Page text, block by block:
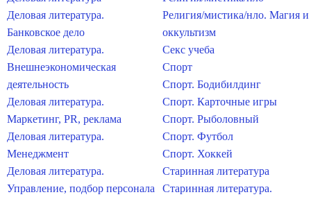
Деловая литература.
Банковское дело
Деловая литература.
Внешнеэкономическая
деятельность
Деловая литература.
Маркетинг, PR, реклама
Деловая литература.
Менеджмент
Деловая литература.
Управление, подбор персонала
Религия/мистика/нло. Магия и
оккультизм
Секс учеба
Спорт
Спорт. Бодибилдинг
Спорт. Карточные игры
Спорт. Рыболовный
Спорт. Футбол
Спорт. Хоккей
Старинная литература
Старинная литература.